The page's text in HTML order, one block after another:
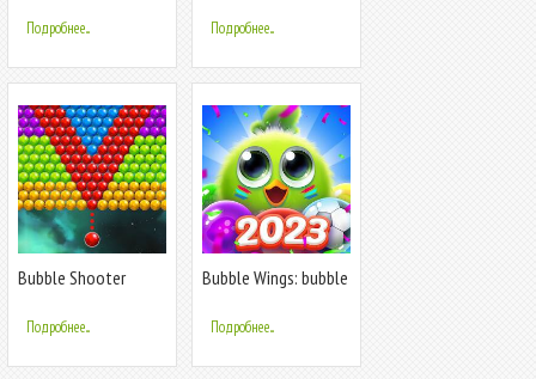
Подробнее... Подробнее...
Bubble Shooter
Подробнее...
Bubble Wings: bubble
Подробнее...